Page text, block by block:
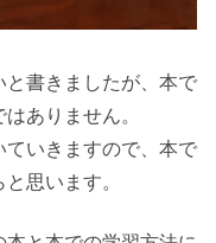
書きましたが、本で
ありません。
ていきますので、本で
思います。